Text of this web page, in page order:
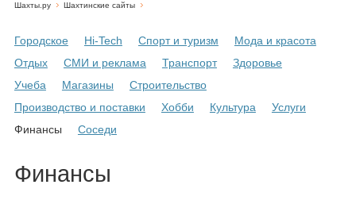
Объявления
Шахты.ру Шахтинские сайты
Городское Hi-Tech Спорт и туризм
Мода и красота
Отдых
СМИ и реклама Транспорт
Здоровье
Учеба
Магазины
Строительство
Производство и поставки
Хобби Культура
Услуги
Финансы
Соседи
Финансы